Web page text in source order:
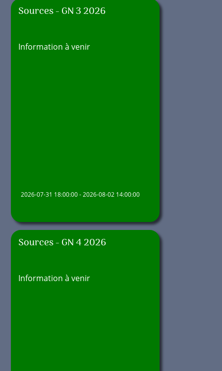
Sources - GN 3 2026
Information à venir
2026-07-31 18:00:00 - 2026-08-02 14:00:00
Sources - GN 4 2026
Information à venir